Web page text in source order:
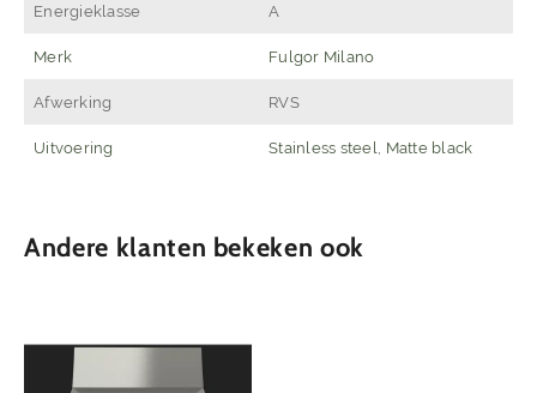
Energieklasse A
Merk Fulgor Milano
Afwerking RVS
Uitvoering Stainless steel, Matte black
Andere klanten bekeken ook